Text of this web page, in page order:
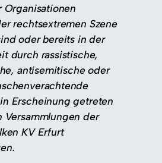
Organisationen
rechtsextremen Szene
oder bereits in der
durch rassistische,
antisemitische oder
Erscheinung getreten
Versammlungen der
KV Erfurt